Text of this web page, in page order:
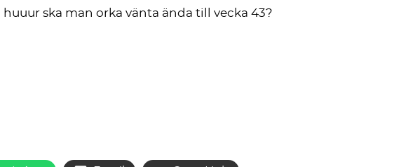
huuur ska man orka vänta ända till vecka 43?